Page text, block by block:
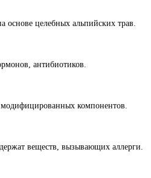
основе целебных альпийских трав.
антибиотиков.
компонентов.
веществ, вызывающих аллерги.